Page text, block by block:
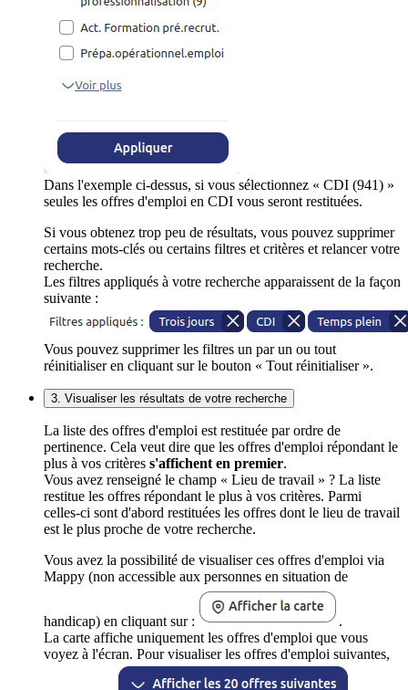
Dans l'exemple ci-dessus, si vous sélectionnez « CDI (941) »
seules les offres d'emploi en CDI vous seront restituées.
Si vous obtenez trop peu de résultats, vous pouvez supprimer
certains mots-clés ou certains filtres et critères et relancer votre
recherche.
Les filtres appliqués à votre recherche apparaissent de la façon
suivante :
Vous pouvez supprimer les filtres un par un ou tout
réinitialiser en cliquant sur le bouton « Tout réinitialiser ».
3. Visualiser les résultats de votre recherche
La liste des offres d'emploi est restituée par ordre de
pertinence. Cela veut dire que les offres d'emploi répondant le
plus à vos critères s'affichent en premier.
Vous avez renseigné le champ « Lieu de travail » ? La liste
restitue les offres répondant le plus à vos critères. Parmi
celles-ci sont d'abord restituées les offres dont le lieu de travail
est le plus proche de votre recherche.
Vous avez la possibilité de visualiser ces offres d'emploi via
Mappy (non accessible aux personnes en situation de
handicap) en cliquant sur :
.
La carte affiche uniquement les offres d'emploi que vous
voyez à l'écran. Pour visualiser les offres d'emploi suivantes,